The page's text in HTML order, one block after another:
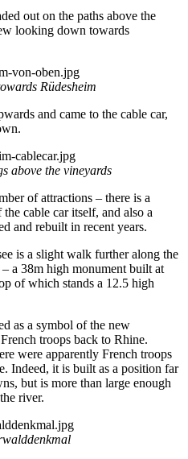
out on the paths above the
looking down towards
Rüdesheim
and came to the cable car,
above the vineyards
of attractions – there is a
cable car itself, and also a
and rebuilt in recent years.
is a slight walk further along the
– a 38m high monument built at
of which stands a 12.5 high
as a symbol of the new
troops back to Rhine.
were apparently French troops
Indeed, it is built as a position far
but is more than large enough
river.